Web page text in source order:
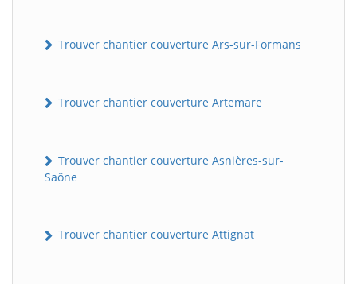
Trouver chantier couverture Ars-sur-Formans
Trouver chantier couverture Artemare
Trouver chantier couverture Asnières-sur-
Saône
Trouver chantier couverture Attignat